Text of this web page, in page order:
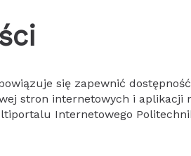
się zapewnić
stron internetowych i
Internetowego